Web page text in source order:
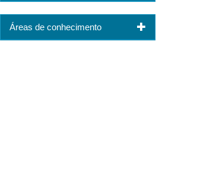
Áreas de conhecimento